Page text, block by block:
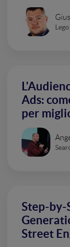
Lego
Ads:
per
Step-by-
Street